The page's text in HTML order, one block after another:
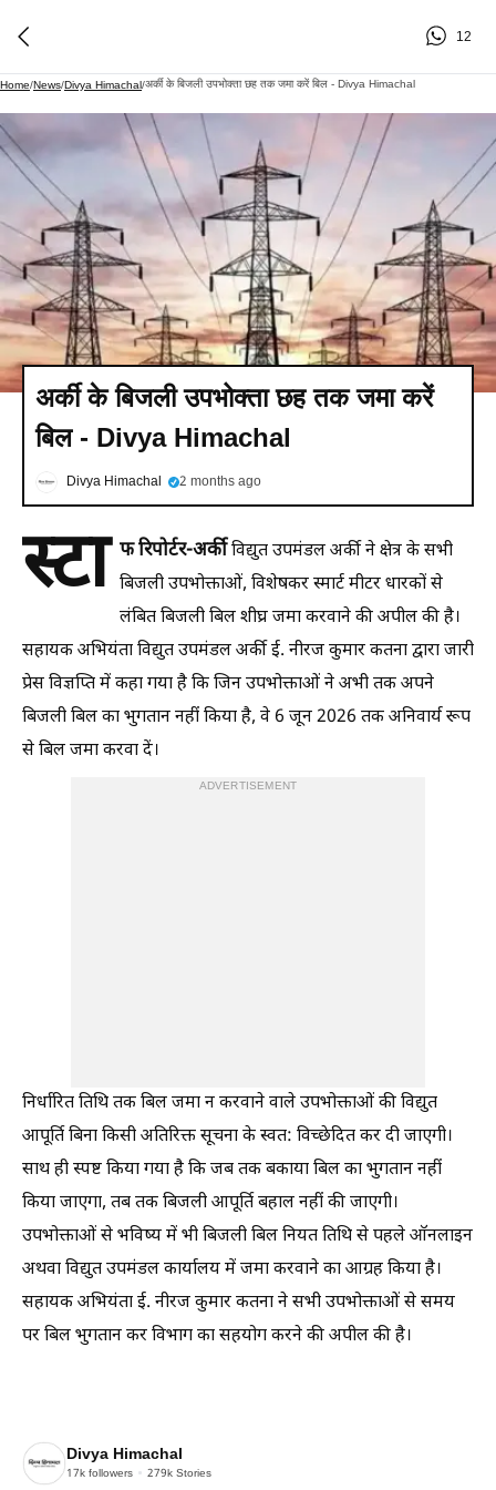
12
Home/News/Divya Himachal/अर्की के बिजली उपभोक्ता छह तक जमा करें बिल - Divya Himachal
अर्की के बिजली उपभोक्ता छह तक जमा करें
बिल - Divya Himachal
Divya Himachal 2 months ago
स्टा फ रिपोर्टर-अर्कीविद्युत उपमंडल अर्की ने क्षेत्र के सभी
बिजली उपभोक्ताओं, विशेषकर स्मार्ट मीटर धारकों से
लंबित बिजली बिल शीघ्र जमा करवाने की अपील की है।
सहायक अभियंता विद्युत उपमंडल अर्की ई. नीरज कुमार कतना द्वारा जारी
प्रेस विज्ञप्ति में कहा गया है कि जिन उपभोक्ताओं ने अभी तक अपने
बिजली बिल का भुगतान नहीं किया है, वे 6 जून 2026 तक अनिवार्य रूप
से बिल जमा करवा दें।
ADVERTISEMENT
निर्धारित तिथि तक बिल जमा न करवाने वाले उपभोक्ताओं की विद्युत
आपूर्ति बिना किसी अतिरिक्त सूचना के स्वत: विच्छेदित कर दी जाएगी।
साथ ही स्पष्ट किया गया है कि जब तक बकाया बिल का भुगतान नहीं
किया जाएगा, तब तक बिजली आपूर्ति बहाल नहीं की जाएगी।
उपभोक्ताओं से भविष्य में भी बिजली बिल नियत तिथि से पहले ऑनलाइन
अथवा विद्युत उपमंडल कार्यालय में जमा करवाने का आग्रह किया है।
सहायक अभियंता ई. नीरज कुमार कतना ने सभी उपभोक्ताओं से समय
पर बिल भुगतान कर विभाग का सहयोग करने की अपील की है।
Divya Himachal
17k followers 279k Stories